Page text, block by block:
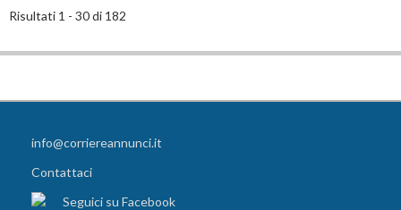
Risultati 1 - 30 di 182
info@corriereannunci.it
Contattaci
Seguici su Facebook